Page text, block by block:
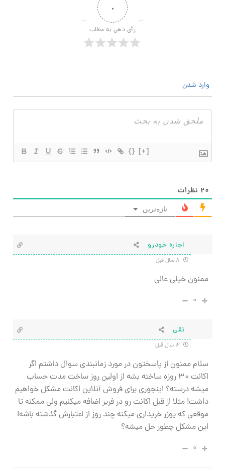
۰
رأی دهی به مطلب
وارد شدن
{} [+]
۲۰ نظرات
تازه‌ترین
اجاره خودرو
ممنون خیلی عالی
۰
تقی
سلام ممنون از پاسختون در مورد زمانبندی سوال داشتم اگر
اکانت ۳۰ روزه ساخته بشه از اولین روز ساخت مدت حساب
میشه درسته؟ اینجوری برای فروش آنلاین اکانت مشکل خواهیم
داشت! مثلا از قبل اکانت رو در فریر اضافه میکنیم ولی ممکنه تا
موقعی که یوزر خریداری میکنه چند روز از اعتبارش گذشته باشه!
این مشکل چطور حل میشه؟
۰